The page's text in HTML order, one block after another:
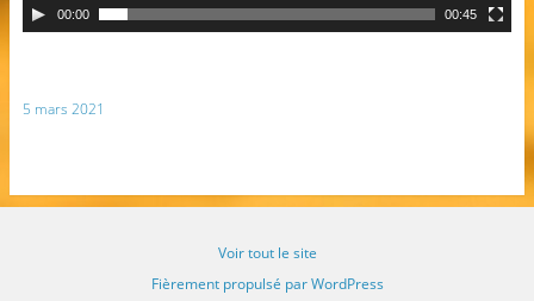
00:00 00:45
5 mars 2021
Voir tout le site
Fièrement propulsé par WordPress